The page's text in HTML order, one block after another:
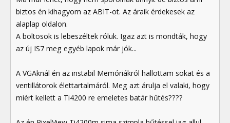
biztos én kihagyom az ABIT-ot. Az áraik érdekesek az
alaplap oldalon.
A boltosok is lebeszéltek róluk. Igaz azt is mondták, hogy
az új IS7 meg egyéb lapok már jók...
A VGAknál én az instabil Memóriákról hallottam sokat és a
ventillátorok élettartalmáról. Meg azt árulja el valaki, hogy
miért kellett a Ti4200 re emeletes batár hűtés????